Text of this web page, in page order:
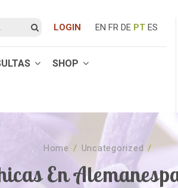
LOGIN EN FR DE PT ES
SHOP
Home / Uncategorized /
En